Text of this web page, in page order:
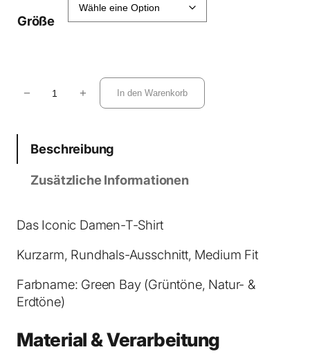
Größe
l
s
r
-
S
i
− + In den Warenkorb
Beschreibung
Zusätzliche Informationen
Das Iconic Damen-T-Shirt
Kurzarm, Rundhals-Ausschnitt, Medium Fit
Farbname: Green Bay (Grüntöne, Natur- &
Erdtöne)
Material & Verarbeitung